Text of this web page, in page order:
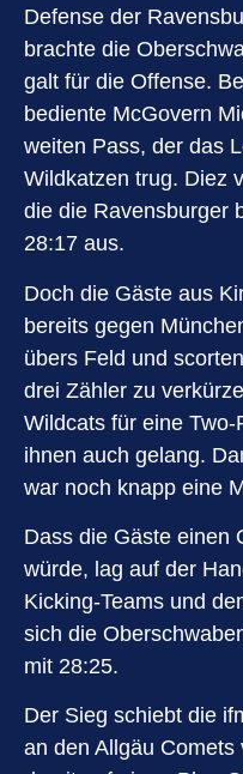
Defense der
brachte die
galt für die Offense.
bediente McGovern
weiten Pass, der das
Wildkatzen trug. Diez
die die Ravensburger
28:17 aus.
Doch die Gäste aus
bereits gegen
übers Feld und
drei Zähler zu
Wildcats für eine
ihnen auch gelang.
war noch knapp eine
Dass die Gäste einen
würde, lag auf der
Kicking-Teams und
sich die
mit 28:25.
Der Sieg schiebt die
an den Allgäu Comets